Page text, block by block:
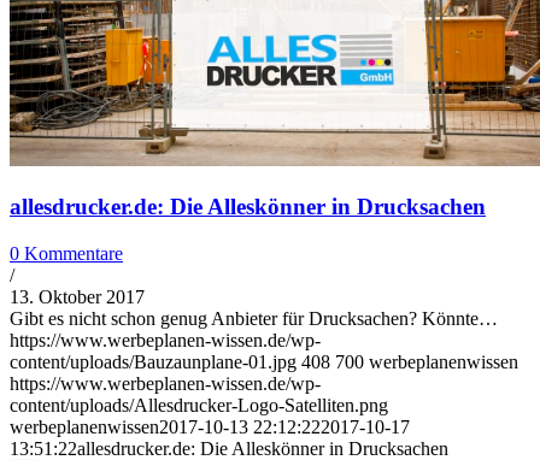
allesdrucker.de: Die Alleskönner in Drucksachen
0 Kommentare
/
13. Oktober 2017
Gibt es nicht schon genug Anbieter für Drucksachen? Könnte…
https://www.werbeplanen-wissen.de/wp-
content/uploads/Bauzaunplane-01.jpg 408 700 werbeplanenwissen
https://www.werbeplanen-wissen.de/wp-
content/uploads/Allesdrucker-Logo-Satelliten.png
werbeplanenwissen2017-10-13 22:12:222017-10-17
13:51:22allesdrucker.de: Die Alleskönner in Drucksachen